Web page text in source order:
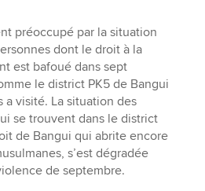
préoccupé par la situation
dont le droit à la
est bafoué dans sept
le district PK5 de Bangui
a visité. La situation des
se trouvent dans le district
de Bangui qui abrite encore
s’est dégradée
de septembre.